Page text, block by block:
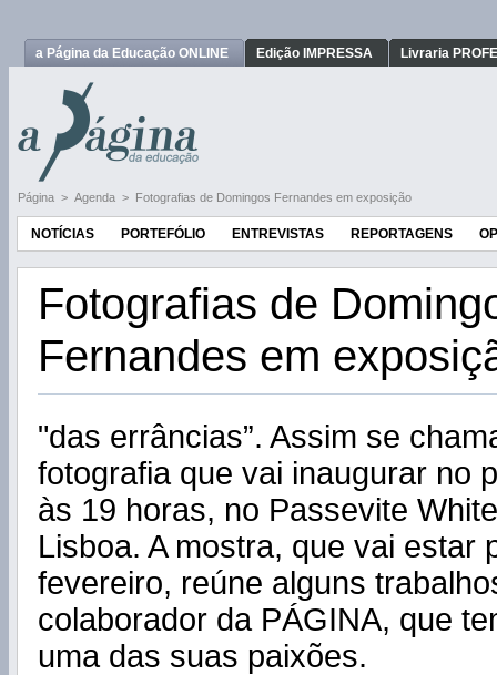
a Página da Educação ONLINE Edição IMPRESSA Livraria
Página > Agenda > Fotografias de Domingos Fernandes em exposição
NOTÍCIAS PORTEFÓLIO ENTREVISTAS REPORTAGENS
Fotografias de
Fernandes em
"das errâncias”. Assim se
fotografia que vai inaugurar no
às 19 horas, no Passevite
Lisboa. A mostra, que vai estar
fevereiro, reúne alguns
colaborador da PÁGINA, que
uma das suas paixões.